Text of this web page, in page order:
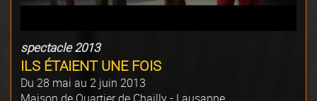
spectacle 2013
ILS ÉTAIENT UNE FOIS
Du 28 mai au 2 juin 2013